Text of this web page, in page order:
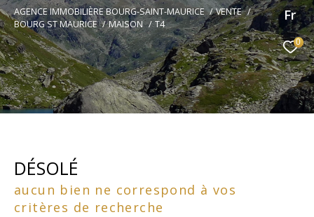
Fr
0
Votre
recherche
AGENCE IMMOBILIÈRE BOURG-SAINT-MAURICE
VENTE
BOURG ST MAURICE
MAISON T4
DÉSOLÉ
aucun bien ne correspond à vos
critères de recherche